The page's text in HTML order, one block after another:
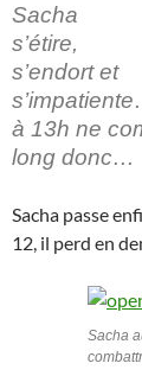
Sacha
s’étire,
s’endort et
à 13h ne
long donc…
Sacha passe
12, il perd en
Sacha